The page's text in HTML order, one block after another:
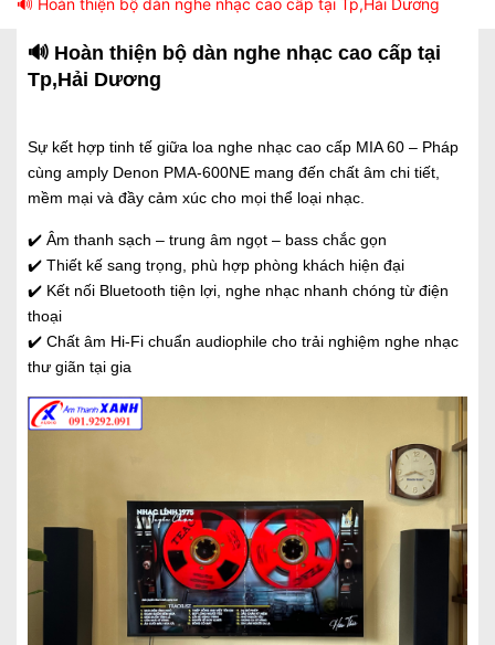
🔊 Hoàn thiện bộ dàn nghe nhạc cao cấp tại Tp,Hải Dương
🔊 Hoàn thiện bộ dàn nghe nhạc cao cấp tại
Tp,Hải Dương
Sự kết hợp tinh tế giữa loa nghe nhạc cao cấp MIA 60 – Pháp
cùng amply Denon PMA-600NE mang đến chất âm chi tiết,
mềm mại và đầy cảm xúc cho mọi thể loại nhạc.
✔️ Âm thanh sạch – trung âm ngọt – bass chắc gọn
✔️ Thiết kế sang trọng, phù hợp phòng khách hiện đại
✔️ Kết nối Bluetooth tiện lợi, nghe nhạc nhanh chóng từ điện
thoại
✔️ Chất âm Hi-Fi chuẩn audiophile cho trải nghiệm nghe nhạc
thư giãn tại gia